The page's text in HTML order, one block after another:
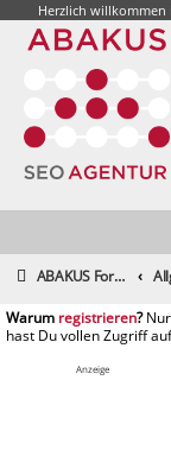
Herzlich willkommen
ABAKUS Foren-Übersicht
registrieren
Anzeige